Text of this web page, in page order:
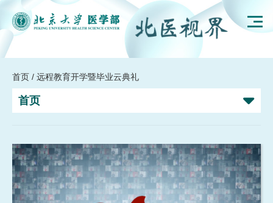
首页 / 远程教育开学暨毕业云典礼
首页